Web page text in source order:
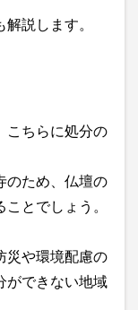
解説します。
こちらに処分の
のため、仏壇の
とでしょう。
災や環境配慮の
ができない地域